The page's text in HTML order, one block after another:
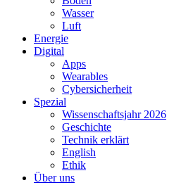
Wasser
Luft
Energie
Digital
Apps
Wearables
Cybersicherheit
Spezial
Wissenschaftsjahr 2026
Geschichte
Technik erklärt
English
Ethik
Über uns